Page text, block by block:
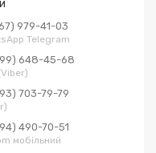
979-41-03
Telegram
648-45-68
703-79-79
490-70-51
мобільний